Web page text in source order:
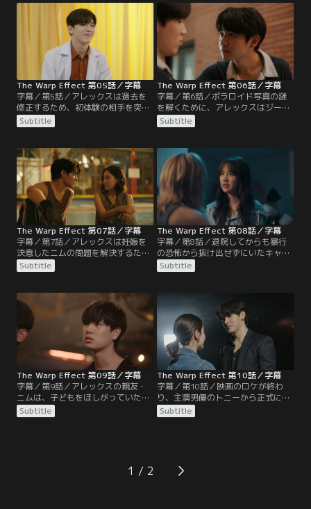
ムを訪ねたが、逆恨みされていたた
めに攻撃されるが、シイウの説得で
仲直りをする。アレックスは自分と
関係を持った女性を見つけ出すた
め、親友2人と捜査チームを発足し
て謎解きミッションに挑む…
しまう。一方ポラロイドに出産する
姿が写っていたニムは、こんなこと
は有り得ないと話していたが、交際
相手のビューから代わりに子どもを
産んでほしいと告げられる。
The Warp Effect 第05話／字幕
字幕／第5話／アレックスは過去を
修正するため、初体験の相手を突き
止めようする。お相手が同窓生のジ
ーンやキャットではないと推察した
矢を向ける。モリーは、ジーンが監
督をつとめる映画の主演に抜擢され
たが、カメラマンに容姿を批判され
て気を落としていた。そのときモリ
ーがインスタグラムに投稿した自撮
り画像はなんと…
Subtitle
The Warp Effect 第06話／字幕
字幕／第6話／ポラロイド写真の謎
を解くために、アレックスはジーン
に10年前のパーティーで起こった事
を話してほしいと頼む。ジーンから
校時代の軽率な行動によって仲間を
深く傷つけたことを知って落胆す
る。するとシイウからモリーの写真
が元に戻ったことを聞く…
Subtitle
The Warp Effect 第07話／字幕
字幕／第7話／アレックスは妊娠を
決意したニムの問題を解決するた
め、自分の代わりにアーミーを紹介
する。アーミーは再会したジョーと
が縮まっていくたびに温度差を感じ
はじめる。一方で親友のシイウは興
味本位で違法サイトに申し込み、子
犬プレイを楽しんでいるところに警
察の査察が入る…
Subtitle
The Warp Effect 第08話／字幕
字幕／第8話／退院してからも暴行
の恐怖から抜け出せずにいたキャッ
トに、アレックスは優しい言葉をか
ける。ジョーとの関係に悩むアーミ
決の糸口を探そうとする。一方、自
分の彼女のために体外受精にまで踏
み切ったニムであったが、ある日彼
女の手元にアメリカのグリーンカー
ド権の当選通知が届き、気持ちが離
れていく…
Subtitle
The Warp Effect 第09話／字幕
字幕／第9話／アレックスの親友・
ニムは、子どもをほしがっていた彼
女と別れた後に妊娠が発覚して困惑
する。体外受精への協力者であった
にも妊娠が発覚し、迷いにかられ
る。一方、ジェーダイは性病に感染
Subtitle
The Warp Effect 第10話／字幕
字幕／第10話／映画のロケが終わ
り、主演男優のトニーから正式に交
際を申し込まれたジーンは、まだ彼
への答えを出せずにいた。そこに友
持つため勤務先を訪ねると、上司か
らセクハラを受けている現場に出く
Subtitle
1